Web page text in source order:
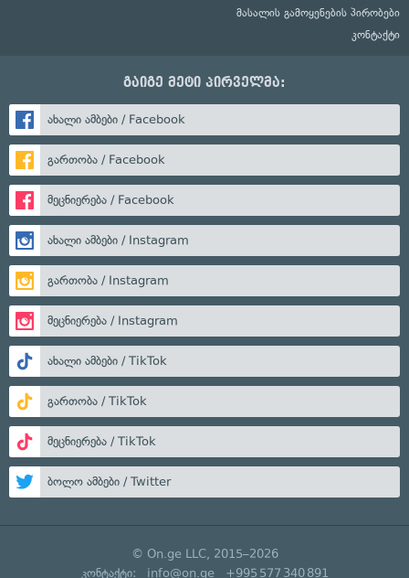
მასალის გამოყენების პირობები
კონტაქტი
გაიგე მეტი პირველმა:
ახალი ამბები / Facebook
გართობა / Facebook
მეცნიერება / Facebook
ახალი ამბები / Instagram
გართობა / Instagram
მეცნიერება / Instagram
ახალი ამბები / TikTok
გართობა / TikTok
მეცნიერება / TikTok
ბოლო ამბები / Twitter
© On.ge LLC, 2015–2026
კონტაქტი: info@on.ge +995 577 340 891